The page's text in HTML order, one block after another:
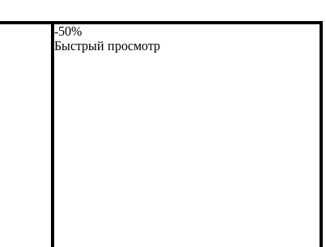
-50%
Быстрый просмотр